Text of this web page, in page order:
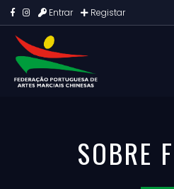
Entrar Registar
SOBRE